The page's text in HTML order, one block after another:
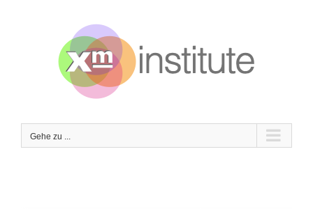
Gehe zu ...